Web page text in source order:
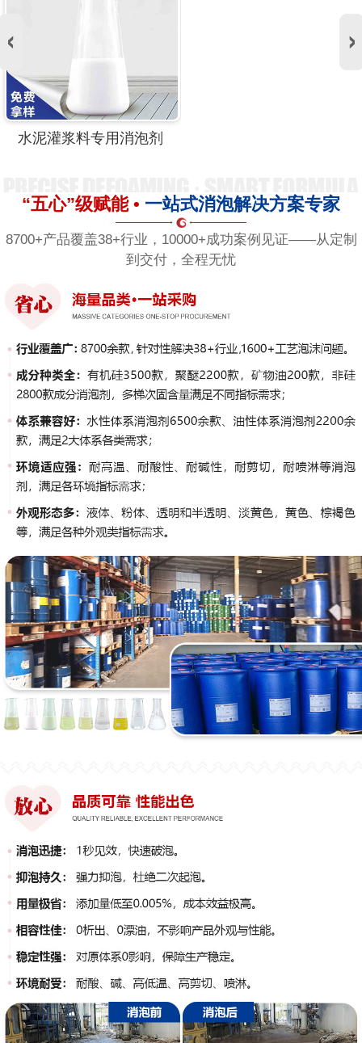
水泥灌浆料专用消泡剂
“五心”级赋能 • 一站式消泡解决方案专家
8700+产品覆盖38+行业，10000+成功案例见证——从定制
到交付，全程无忧